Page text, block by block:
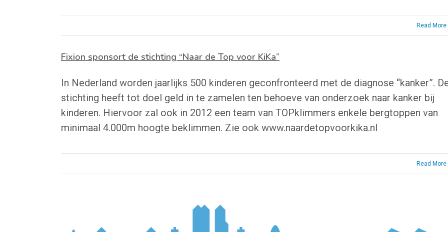
Read More
Fixion sponsort de stichting “Naar de Top voor KiKa”
In Nederland worden jaarlijks 500 kinderen geconfronteerd met de diagnose “kanker”.
stichting heeft tot doel geld in te zamelen ten behoeve van onderzoek naar kanker bij
kinderen. Hiervoor zal ook in 2012 een team van TOPklimmers enkele bergtoppen van
minimaal 4.000m hoogte beklimmen. Zie ook www.naardetopvoorkika.nl
Read More